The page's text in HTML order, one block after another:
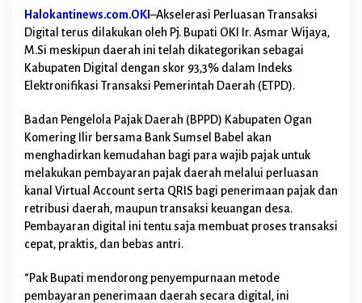
d
i
O
K
I
B
k
a
l
e
b
i
h
M
a
h
Halokantinews.com.OKI–Akselerasi Perluasan Transaksi
Digital terus dilakukan oleh Pj. Bupati OKI Ir. Asmar Wijaya,
M.Si meskipun daerah ini telah dikategorikan sebagai
Kabupaten Digital dengan skor 93,3% dalam Indeks
Elektronifikasi Transaksi Pemerintah Daerah (ETPD).
Badan Pengelola Pajak Daerah (BPPD) Kabupaten Ogan
Komering Ilir bersama Bank Sumsel Babel akan
menghadirkan kemudahan bagi para wajib pajak untuk
melakukan pembayaran pajak daerah melalui perluasan
kanal Virtual Account serta QRIS bagi penerimaan pajak dan
retribusi daerah, maupun transaksi keuangan desa.
Pembayaran digital ini tentu saja membuat proses transaksi
cepat, praktis, dan bebas antri.
“Pak Bupati mendorong penyempurnaan metode
pembayaran penerimaan daerah secara digital, ini